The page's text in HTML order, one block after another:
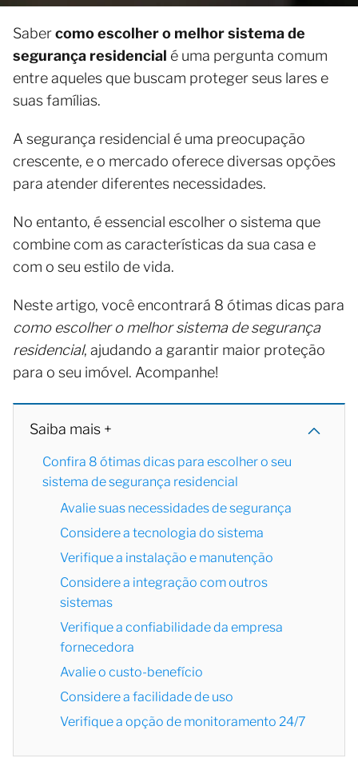
Sabercomo escolher o melhor sistema de
segurança residencial é uma pergunta comum
entre aqueles que buscam proteger seus lares e
suas famílias.
A segurança residencial é uma preocupação
crescente, e o mercado oferece diversas opções
para atender diferentes necessidades.
No entanto, é essencial escolher o sistema que
combine com as características da sua casa e
com o seu estilo de vida.
Neste artigo, você encontrará 8 ótimas dicas para
como escolher o melhor sistema de segurança
residencial, ajudando a garantir maior proteção
para o seu imóvel. Acompanhe!
Saiba mais +
Confira 8 ótimas dicas para escolher o seu
sistema de segurança residencial
Avalie suas necessidades de segurança
Considere a tecnologia do sistema
Verifique a instalação e manutenção
Considere a integração com outros
sistemas
Verifique a confiabilidade da empresa
fornecedora
Avalie o custo-benefício
Considere a facilidade de uso
Verifique a opção de monitoramento 24/7